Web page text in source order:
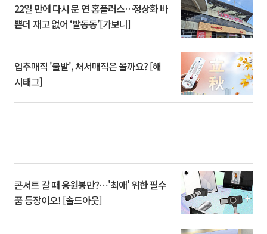
22일 만에 다시 문 연 홈플러스…정상화 바
쁜데 재고 없어 ‘발동동’[가보니]
입추매직 '불발', 처서매직은 올까요? [해
시태그]
콘서트 갈 때 응원봉만?⋯'최애' 위한 필수
품 등장이오! [솔드아웃]